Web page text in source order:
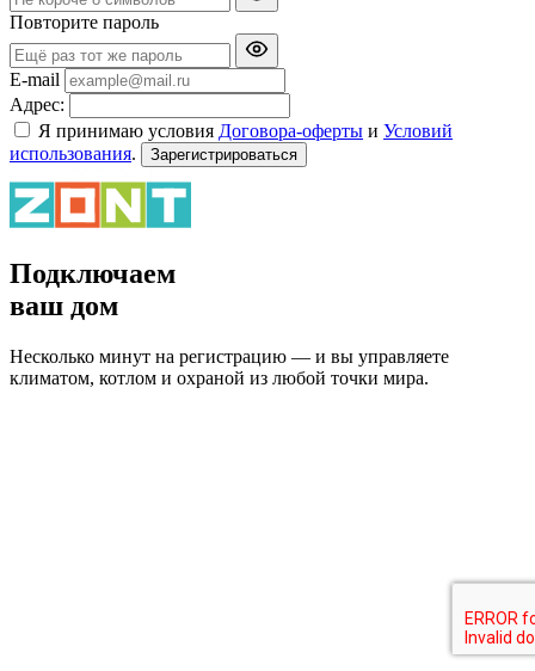
Повторите пароль
E-mail
Адрес:
Я принимаю условия Договора-оферты и Условий
использования. Зарегистрироваться
Подключаем
ваш дом
Несколько минут на регистрацию — и вы управляете
климатом, котлом и охраной из любой точки мира.